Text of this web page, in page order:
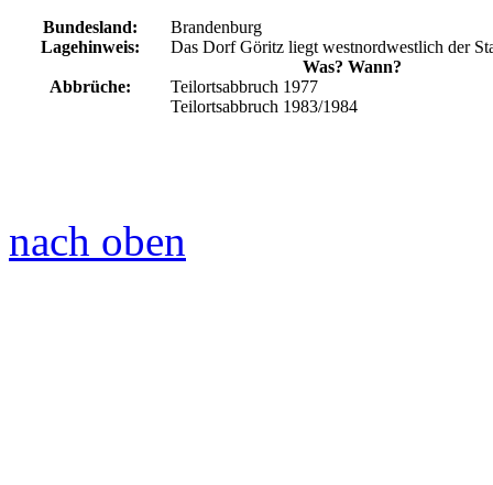
Bundesland:
Brandenburg
Lagehinweis:
Das Dorf Göritz liegt westnordwestlich der
Abbrüche:
Was? Wann?
Teilortsabbruch 1977
Teilortsabbruch 1983/1984
nach oben